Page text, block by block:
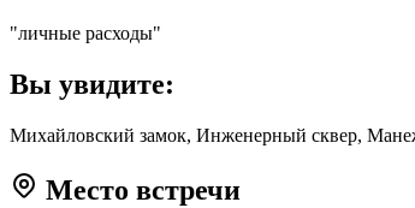
"личные расходы"
Вы увидите:
Михайловский замок, Инженерный сквер,
Место встречи